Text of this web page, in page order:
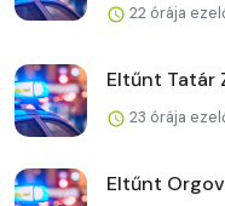
22 órája
Eltűnt Tatár
23 órája
Eltűnt